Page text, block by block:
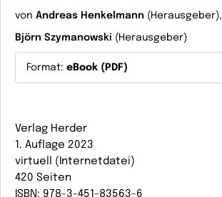
von Andreas Henkelmann (Herausgeber),
Björn Szymanowski (Herausgeber)
Format: eBook (PDF)
Verlag Herder
1. Auflage 2023
virtuell (Internetdatei)
420 Seiten
ISBN: 978-3-451-83563-6